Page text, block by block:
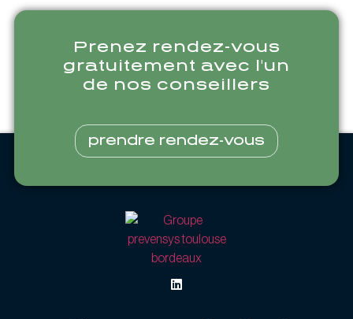
Prenez rendez-vous
gratuitement avec l'un
de nos conseillers
prendre rendez-vous